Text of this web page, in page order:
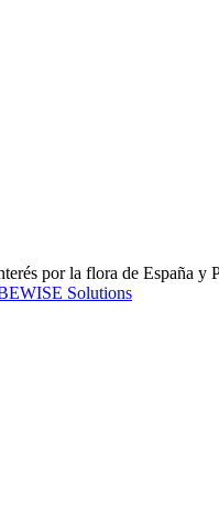
por la flora de España y
Solutions